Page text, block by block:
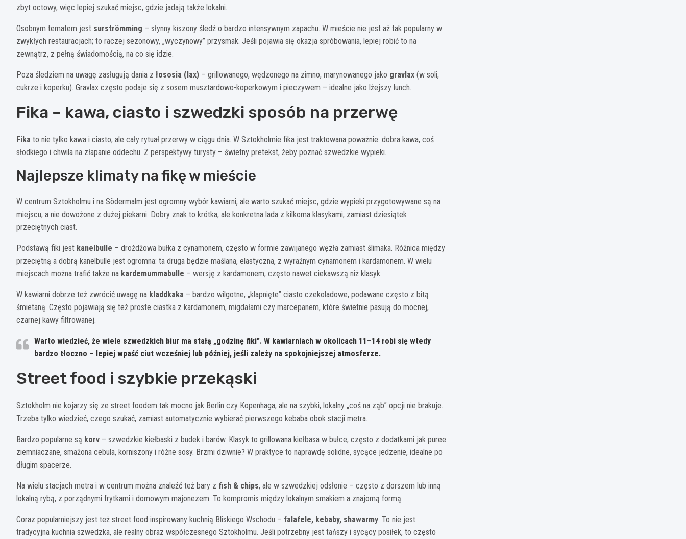
zbyt octowy, więc lepiej szukać miejsc, gdzie jadają także lokalni.
Osobnym tematem jest surströmming – słynny kiszony śledź o bardzo intensywnym zapachu. W mieście nie jest aż tak popularny w
zwykłych restauracjach; to raczej sezonowy, „wyczynowy” przysmak. Jeśli pojawia się okazja spróbowania, lepiej robić to na
zewnątrz, z pełną świadomością, na co się idzie.
Poza śledziem na uwagę zasługują dania z łososia (lax) – grillowanego, wędzonego na zimno, marynowanego jako gravlax (w soli,
cukrze i koperku). Gravlax często podaje się z sosem musztardowo-koperkowym i pieczywem – idealne jako lżejszy lunch.
Fika – kawa, ciasto i szwedzki sposób na przerwę
Fika to nie tylko kawa i ciasto, ale cały rytuał przerwy w ciągu dnia. W Sztokholmie fika jest traktowana poważnie: dobra kawa, coś
słodkiego i chwila na złapanie oddechu. Z perspektywy turysty – świetny pretekst, żeby poznać szwedzkie wypieki.
Najlepsze klimaty na fikę w mieście
W centrum Sztokholmu i na Södermalm jest ogromny wybór kawiarni, ale warto szukać miejsc, gdzie wypieki przygotowywane są na
miejscu, a nie dowożone z dużej piekarni. Dobry znak to krótka, ale konkretna lada z kilkoma klasykami, zamiast dziesiątek
przeciętnych ciast.
Podstawą fiki jest kanelbulle – drożdżowa bułka z cynamonem, często w formie zawijanego węzła zamiast ślimaka. Różnica między
przeciętną a dobrą kanelbulle jest ogromna: ta druga będzie maślana, elastyczna, z wyraźnym cynamonem i kardamonem. W wielu
miejscach można trafić także na kardemummabulle – wersję z kardamonem, często nawet ciekawszą niż klasyk.
W kawiarni dobrze też zwrócić uwagę na kladdkaka – bardzo wilgotne, „klapnięte” ciasto czekoladowe, podawane często z bitą
śmietaną. Często pojawiają się też proste ciastka z kardamonem, migdałami czy marcepanem, które świetnie pasują do mocnej,
czarnej kawy filtrowanej.
Warto wiedzieć, że wiele szwedzkich biur ma stałą „godzinę fiki”. W kawiarniach w okolicach 11–14 robi się wtedy
bardzo tłoczno – lepiej wpaść ciut wcześniej lub później, jeśli zależy na spokojniejszej atmosferze.
Street food i szybkie przekąski
Sztokholm nie kojarzy się ze street foodem tak mocno jak Berlin czy Kopenhaga, ale na szybki, lokalny „coś na ząb” opcji nie brakuje.
Trzeba tylko wiedzieć, czego szukać, zamiast automatycznie wybierać pierwszego kebaba obok stacji metra.
Bardzo popularne są korv – szwedzkie kiełbaski z budek i barów. Klasyk to grillowana kiełbasa w bułce, często z dodatkami jak puree
ziemniaczane, smażona cebula, korniszony i różne sosy. Brzmi dziwnie? W praktyce to naprawdę solidne, sycące jedzenie, idealne po
długim spacerze.
Na wielu stacjach metra i w centrum można znaleźć też bary z fish & chips, ale w szwedzkiej odsłonie – często z dorszem lub inną
lokalną rybą, z porządnymi frytkami i domowym majonezem. To kompromis między lokalnym smakiem a znajomą formą.
Coraz popularniejszy jest też street food inspirowany kuchnią Bliskiego Wschodu – falafele, kebaby, shawarmy. To nie jest
tradycyjna kuchnia szwedzka, ale realny obraz współczesnego Sztokholmu. Jeśli potrzebny jest tańszy i sycący posiłek, to często